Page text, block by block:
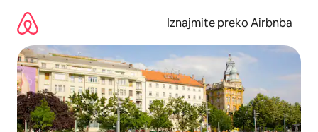
sadržaj
Iznajmite preko Airbnba